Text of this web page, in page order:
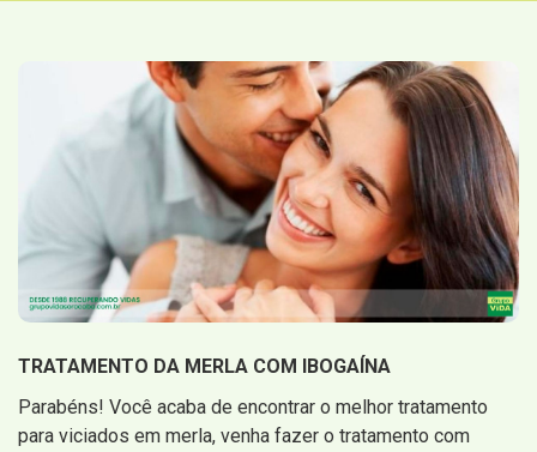
TRATAMENTO DA MERLA COM IBOGAÍNA
Parabéns! Você acaba de encontrar o melhor tratamento
para viciados em merla, venha fazer o tratamento com